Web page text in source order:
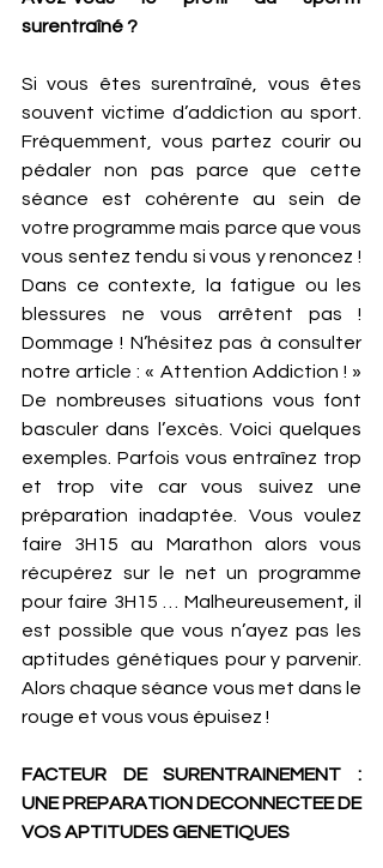
surentraîné ?
Si vous êtes surentraîné, vous êtes
souvent victime d’addiction au sport.
Fréquemment, vous partez courir ou
pédaler non pas parce que cette
séance est cohérente au sein de
votre programme mais parce que vous
vous sentez tendu si vous y renoncez !
Dans ce contexte, la fatigue ou les
blessures ne vous arrêtent pas !
Dommage ! N’hésitez pas à consulter
notre article : « Attention Addiction ! »
De nombreuses situations vous font
basculer dans l’excès. Voici quelques
exemples. Parfois vous entraînez trop
et trop vite car vous suivez une
préparation inadaptée. Vous voulez
faire 3H15 au Marathon alors vous
récupérez sur le net un programme
pour faire 3H15 … Malheureusement, il
est possible que vous n’ayez pas les
aptitudes génétiques pour y parvenir.
Alors chaque séance vous met dans le
rouge et vous vous épuisez !
FACTEUR DE SURENTRAINEMENT :
UNE PREPARATION DECONNECTEE DE
VOS APTITUDES GENETIQUES